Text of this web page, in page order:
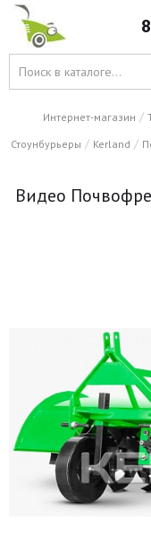
Интернет-магазин /
Стоунбурьеры / Kerland /
Видео